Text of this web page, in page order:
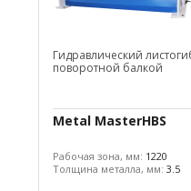
Гидравлический
поворотной балкой
Metal MasterHBS
Рабочая зона, мм: 1220
Толщина металла, мм: 3.5